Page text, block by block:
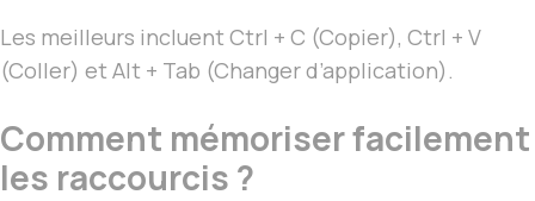
Les meilleurs incluent Ctrl + C (Copier), Ctrl + V
(Coller) et Alt + Tab (Changer d’application).
Comment mémoriser facilement
les raccourcis ?